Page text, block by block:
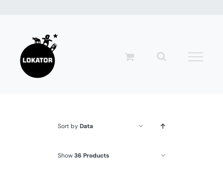
zawartości
Sort byData
Show36 Products